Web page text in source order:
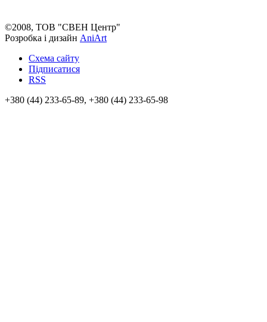
©2008, ТОВ "СВЕН Центр"
Розробка і дизайн AniArt
Схема сайту
Підписатися
RSS
+380 (44) 233-65-89, +380 (44) 233-65-98